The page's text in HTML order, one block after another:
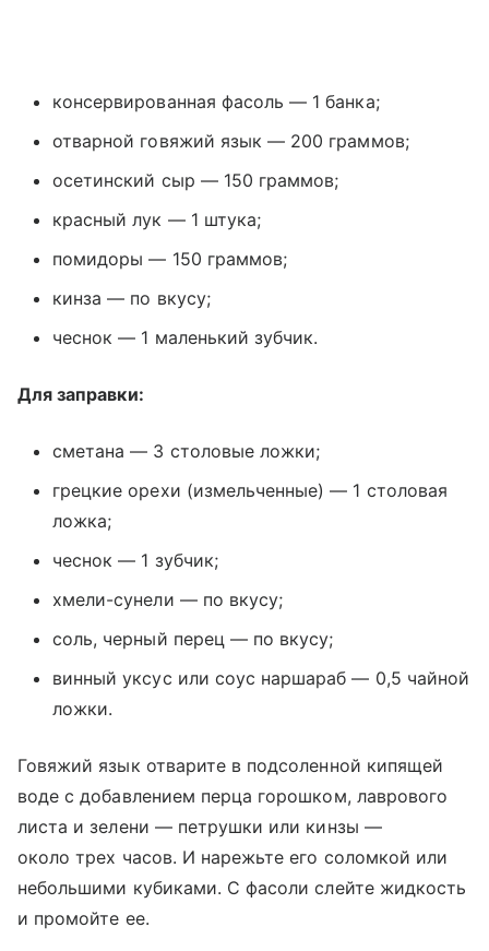
консервированная фасоль — 1 банка;
отварной говяжий язык — 200 граммов;
осетинский сыр — 150 граммов;
красный лук — 1 штука;
помидоры — 150 граммов;
кинза — по вкусу;
чеснок — 1 маленький зубчик.
Для заправки:
сметана — 3 столовые ложки;
грецкие орехи (измельченные) — 1 столовая
ложка;
чеснок — 1 зубчик;
хмели-сунели — по вкусу;
соль, черный перец — по вкусу;
винный уксус или соус наршараб — 0,5 чайной
ложки.
Говяжий язык отварите в подсоленной кипящей
воде с добавлением перца горошком, лаврового
листа и зелени — петрушки или кинзы —
около трех часов. И нарежьте его соломкой или
небольшими кубиками. С фасоли слейте жидкость
и промойте ее.